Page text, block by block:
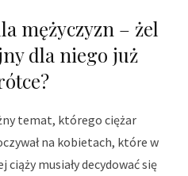
mężyczyzn – żel
dla niego już
temat, którego ciężar
na kobietach, które w
musiały decydować się